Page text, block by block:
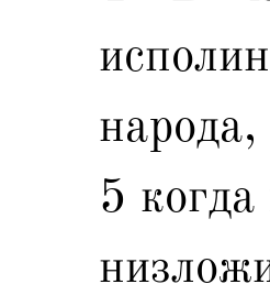
народа,
5